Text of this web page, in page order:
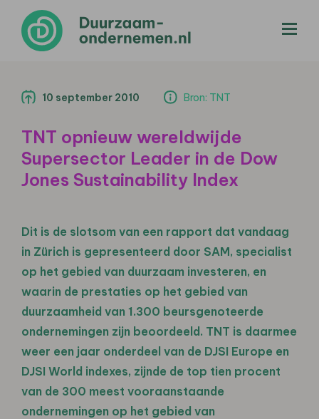
10 september 2010 Bron: TNT
TNT opnieuw wereldwijde
Supersector Leader in de Dow
Jones Sustainability Index
Dit is de slotsom van een rapport dat vandaag
in Zürich is gepresenteerd door SAM, specialist
op het gebied van duurzaam investeren, en
waarin de prestaties op het gebied van
duurzaamheid van 1.300 beursgenoteerde
ondernemingen zijn beoordeeld. TNT is daarmee
weer een jaar onderdeel van de DJSI Europe en
DJSI World indexes, zijnde de top tien procent
van de 300 meest vooraanstaande
ondernemingen op het gebied van